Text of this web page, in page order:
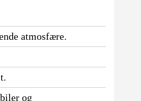
atmosfære.
og